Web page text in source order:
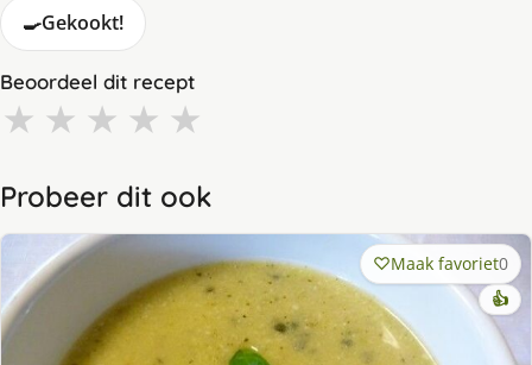
🍳Gekookt!
Beoordeel dit recept
★ ★ ★ ★ ★
Probeer dit ook
Maak favoriet0
👍